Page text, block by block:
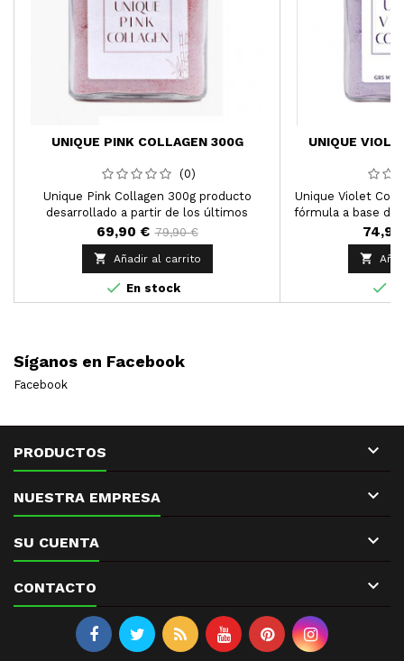
UNIQUE PINK COLLAGEN 300G
(0)
Unique Pink Collagen 300g producto
desarrollado a partir de los últimos
avances en tecnología de cosmética y
belleza para el cuidado de la salud.
69,90 € 79,90 €

Añadir al carrito
 En stock
UNIQUE
Unique Violet
fórmula a base de
plantas ricas en


Síganos en Facebook
Facebook
PRODUCTOS 
NUESTRA EMPRESA 
SU CUENTA 
CONTACTO 